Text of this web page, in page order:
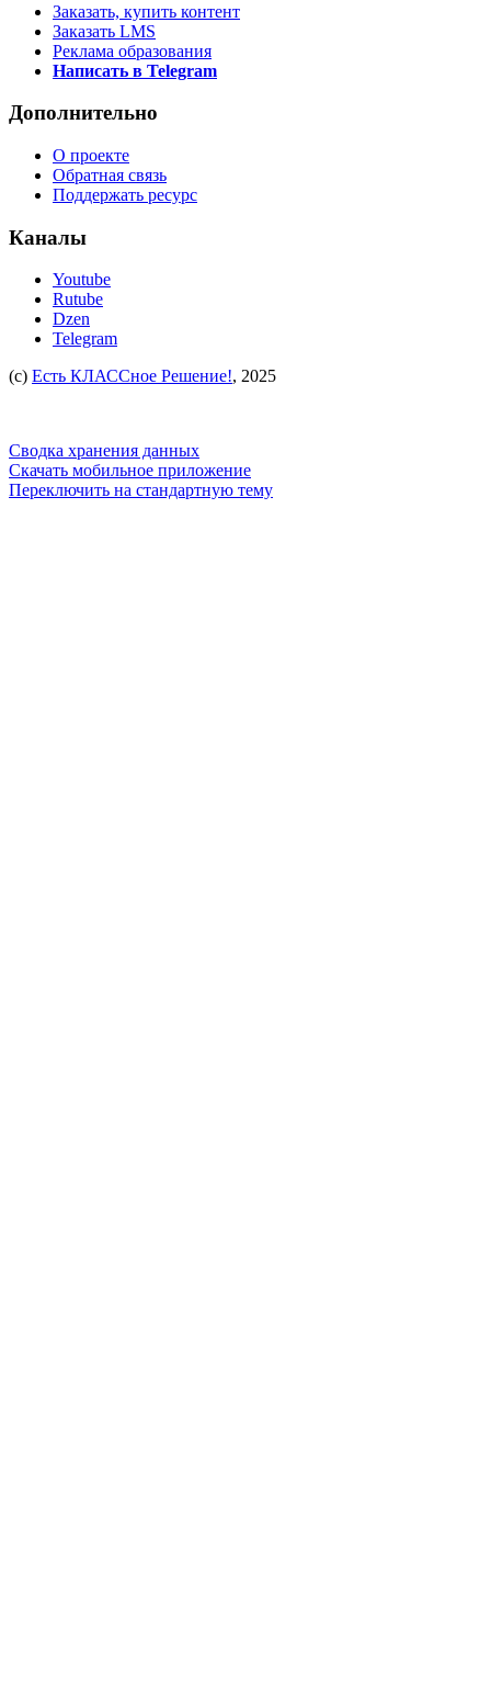
Заказать, купить контент
Заказать LMS
Реклама образования
Написать в Telegram
Дополнительно
О проекте
Обратная связь
Поддержать ресурс
Каналы
Youtube
Rutube
Dzen
Telegram
(c) Есть КЛАССное Решение!, 2025
Сводка хранения данных
Скачать мобильное приложение
Переключить на стандартную тему